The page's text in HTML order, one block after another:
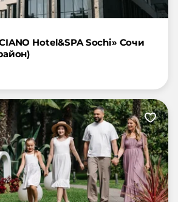
Hotel&SPA Sochi» Сочи